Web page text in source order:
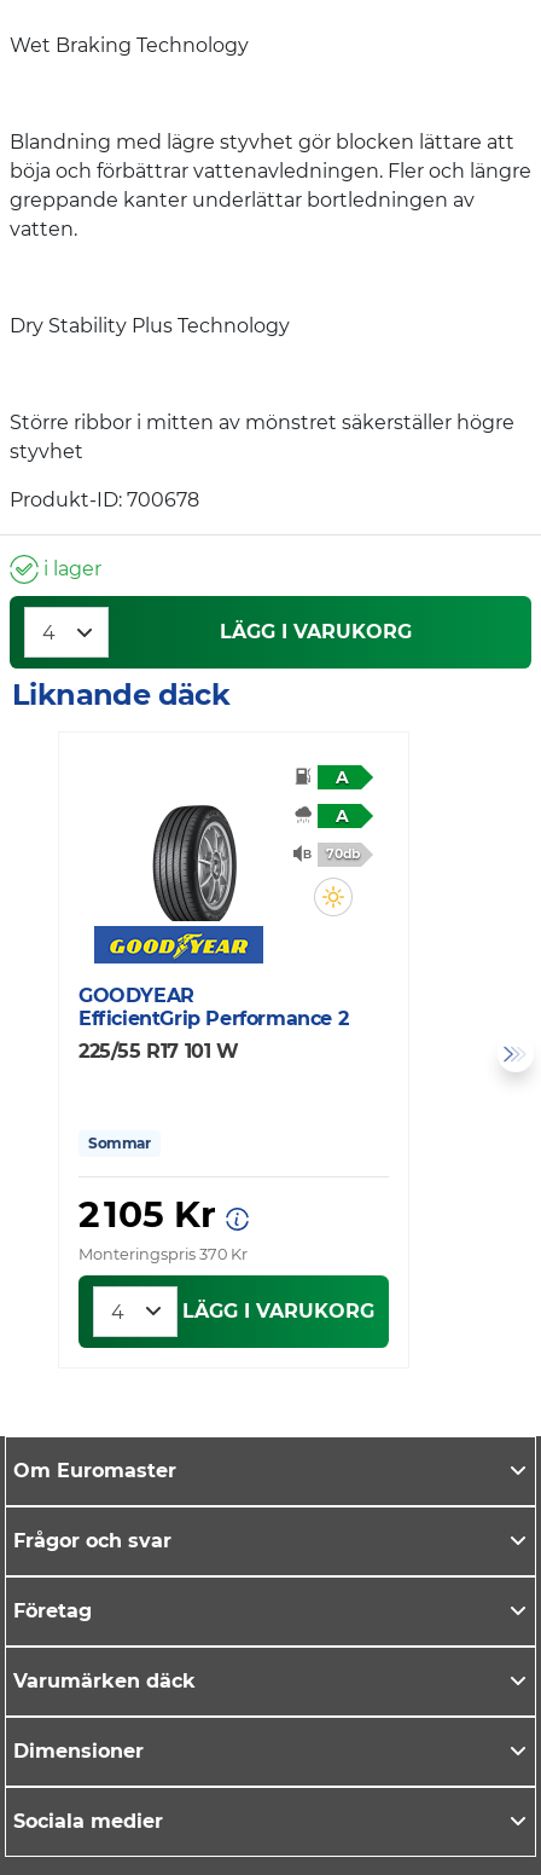
Wet Braking Technology
Blandning med lägre styvhet gör blocken lättare att
böja och förbättrar vattenavledningen. Fler och längre
greppande kanter underlättar bortledningen av
vatten.
Dry Stability Plus Technology
Större ribbor i mitten av mönstret säkerställer högre
styvhet
Produkt-ID: 700678
i lager
LÄGG I VARUKORG
Liknande däck
A
A
70db
GOODYEAR
EfficientGrip Performance 2
225/55 R17 101 W
Sommar
2 105 Kr
Monteringspris 370 Kr
LÄGG I VARUKORG
Om Euromaster
Frågor och svar
Företag
Varumärken däck
Dimensioner
Sociala medier